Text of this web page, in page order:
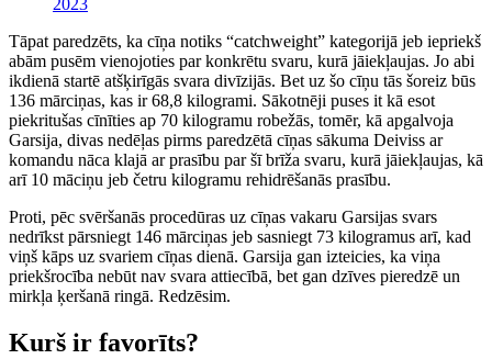
2023
Tāpat paredzēts, ka cīņa notiks “catchweight” kategorijā jeb iepriekš
abām pusēm vienojoties par konkrētu svaru, kurā jāiekļaujas. Jo abi
ikdienā startē atšķirīgās svara divīzijās. Bet uz šo cīņu tās šoreiz būs
136 mārciņas, kas ir 68,8 kilogrami. Sākotnēji puses it kā esot
piekritušas cīnīties ap 70 kilogramu robežās, tomēr, kā apgalvoja
Garsija, divas nedēļas pirms paredzētā cīņas sākuma Deiviss ar
komandu nāca klajā ar prasību par šī brīža svaru, kurā jāiekļaujas, kā
arī 10 māciņu jeb četru kilogramu rehidrēšanās prasību.
Proti, pēc svēršanās procedūras uz cīņas vakaru Garsijas svars
nedrīkst pārsniegt 146 mārciņas jeb sasniegt 73 kilogramus arī, kad
viņš kāps uz svariem cīņas dienā. Garsija gan izteicies, ka viņa
priekšrocība nebūt nav svara attiecībā, bet gan dzīves pieredzē un
mirkļa ķeršanā ringā. Redzēsim.
Kurš ir favorīts?